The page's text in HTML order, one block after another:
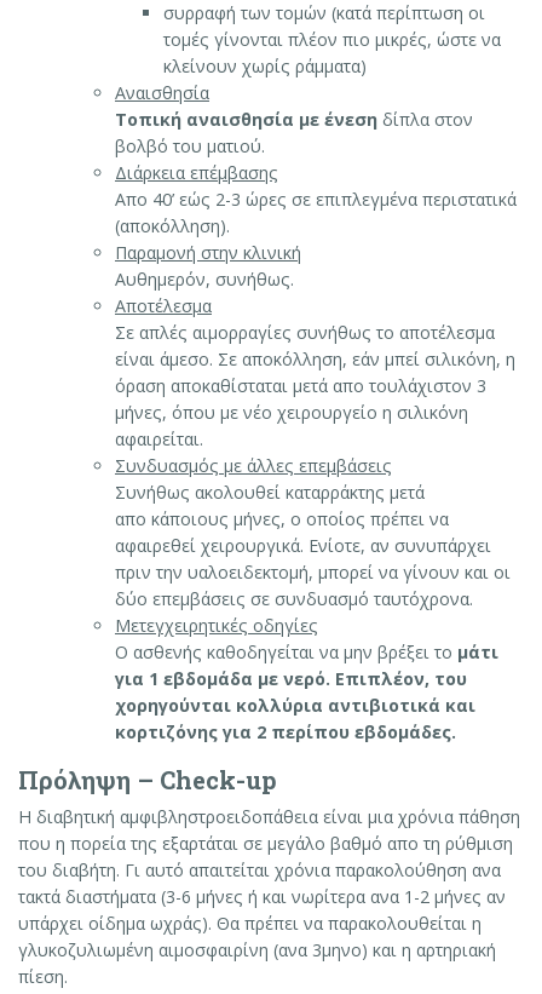
συρραφή των τομών (κατά περίπτωση οι
τομές γίνονται πλέον πιο μικρές, ώστε να
κλείνουν χωρίς ράμματα)
Αναισθησία
Τοπική αναισθησία με ένεση δίπλα στον
βολβό του ματιού.
Διάρκεια επέμβασης
Απο 40’ εώς 2-3 ώρες σε επιπλεγμένα περιστατικά
(αποκόλληση).
Παραμονή στην κλινική
Αυθημερόν, συνήθως.
Αποτέλεσμα
Σε απλές αιμορραγίες συνήθως το αποτέλεσμα
είναι άμεσο. Σε αποκόλληση, εάν μπεί σιλικόνη, η
όραση αποκαθίσταται μετά απο τουλάχιστον 3
μήνες, όπου με νέο χειρουργείο η σιλικόνη
αφαιρείται.
Συνδυασμός με άλλες επεμβάσεις
Συνήθως ακολουθεί καταρράκτης μετά
απο κάποιους μήνες, ο οποίος πρέπει να
αφαιρεθεί χειρουργικά. Ενίοτε, αν συνυπάρχει
πριν την υαλοειδεκτομή, μπορεί να γίνουν και οι
δύο επεμβάσεις σε συνδυασμό ταυτόχρονα.
Μετεγχειρητικές οδηγίες
Ο ασθενής καθοδηγείται να μην βρέξει το μάτι
για 1 εβδομάδα με νερό. Επιπλέον, του
χορηγούνται κολλύρια αντιβιοτικά και
κορτιζόνης για 2 περίπου εβδομάδες.
Πρόληψη – Check-up
Η διαβητική αμφιβληστροειδοπάθεια είναι μια χρόνια πάθηση
που η πορεία της εξαρτάται σε μεγάλο βαθμό απο τη ρύθμιση
του διαβήτη. Γι αυτό απαιτείται χρόνια παρακολούθηση ανα
τακτά διαστήματα (3-6 μήνες ή και νωρίτερα ανα 1-2 μήνες αν
υπάρχει οίδημα ωχράς). Θα πρέπει να παρακολουθείται η
γλυκοζυλιωμένη αιμοσφαιρίνη (ανα 3μηνο) και η αρτηριακή
πίεση.